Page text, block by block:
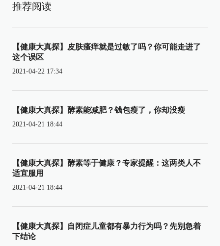
推荐阅读
【健康大真探】皮肤瘙痒就是过敏了吗？你可能走进了
这个误区
2021-04-22 17:34
【健康大真探】酵素能减肥？钱包瘦了，你却没瘦
2021-04-21 18:44
【健康大真探】酵素等于健康？专家提醒：这两类人不
适宜服用
2021-04-21 18:44
【健康大真探】自闭症儿童都有暴力行为吗？先别急着
下结论